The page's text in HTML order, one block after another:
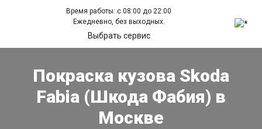
Время работы: с 08:00 до 22:00
Ежедневно, без выходных.
Выбрать сервис
Покраска кузова Skoda
Fabia (Шкода Фабия) в
Москве